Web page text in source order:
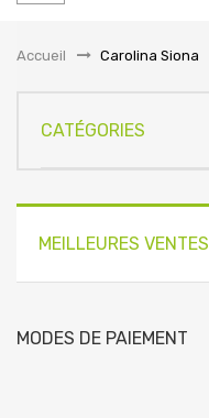
Accueil
&gt;Carolina Siona
CATÉGORIES
MEILLEURES VENTES
MODES DE PAIEMENT